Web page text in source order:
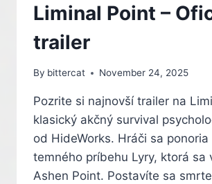
Liminal Point –
trailer
By bittercat November 24, 2025
Pozrite si najnovší trailer na
klasický akčný survival
od HideWorks. Hráči sa ponoria
temného príbehu Lyry, ktorá sa
Ashen Point. Postavíte sa